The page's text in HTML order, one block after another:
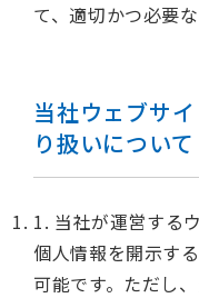
て、適切かつ必要
当社ウェブサ
り扱いについて
1. 当社が運営する
個人情報を開示す
可能です。ただし